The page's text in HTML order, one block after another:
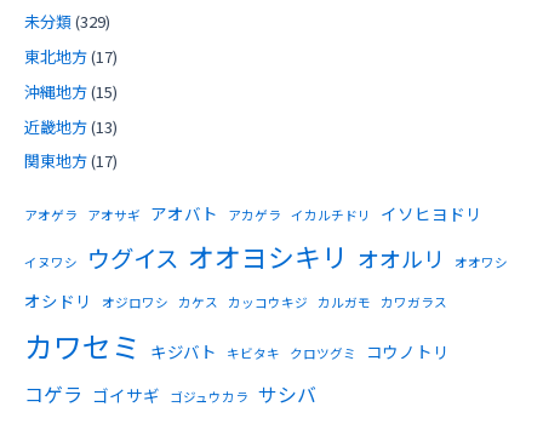
未分類(329)
東北地方(17)
沖縄地方(15)
近畿地方(13)
関東地方(17)
アオゲラ アオサギ アオバト アカゲラ イカルチドリ イソヒヨドリ
イヌワシ ウグイス オオヨシキリ オオルリ オオワシ
オシドリ オジロワシ カケス カッコウキジ カルガモ カワガラス
カワセミ キジバト キビタキ クロツグミ コウノトリ
コゲラ ゴイサギ ゴジュウカラ サシバ